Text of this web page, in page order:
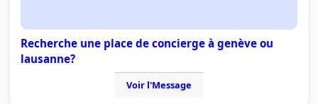
Recherche une place de concierge à genève ou
lausanne?
Voir l'Message